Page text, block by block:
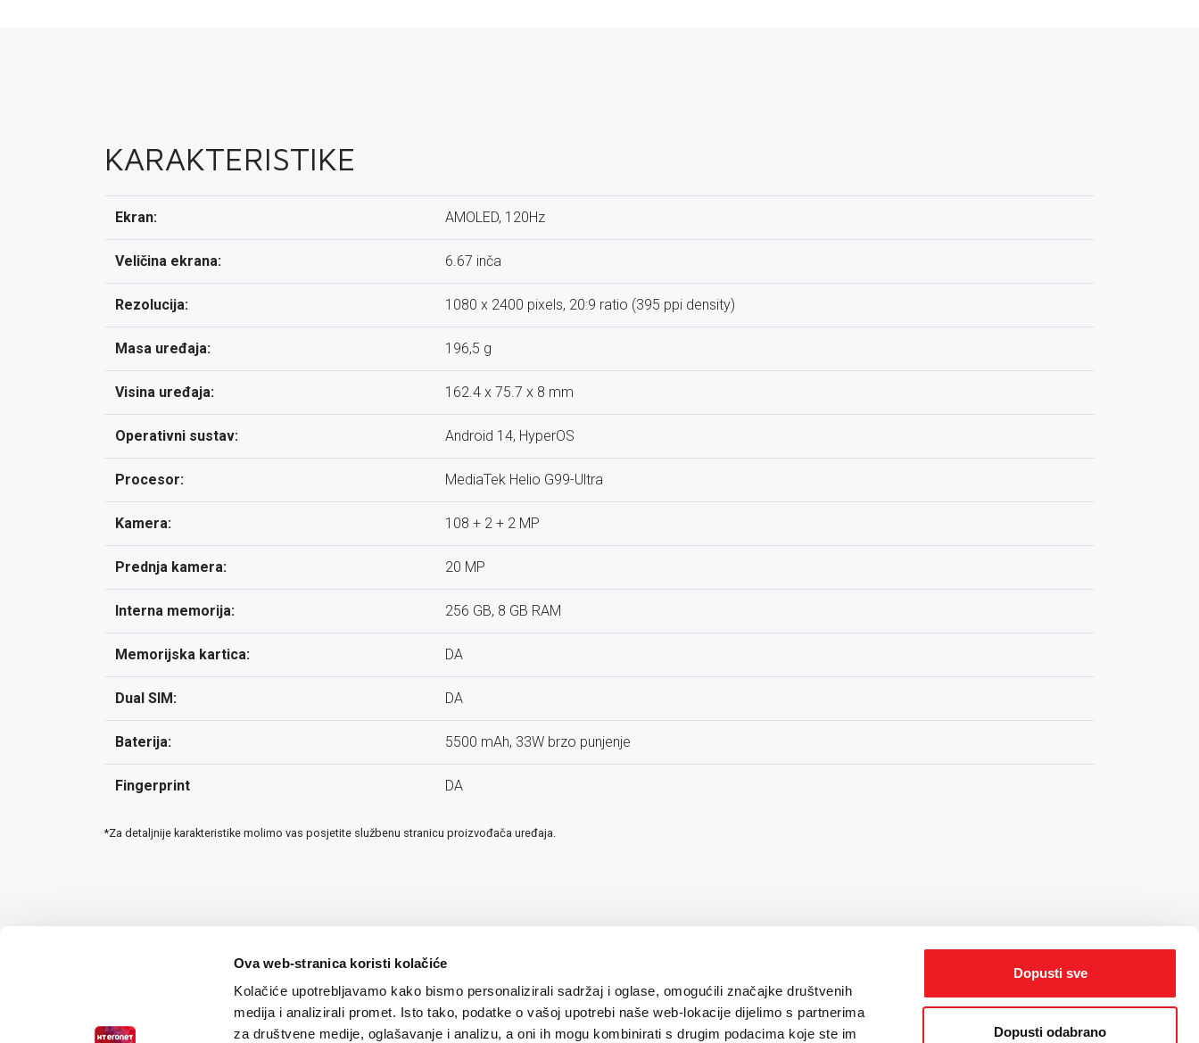
Ova web-stranica koristi kolačiće
Kolačiće upotrebljavamo kako bismo personalizirali sadržaj i oglase, omogućili značajke društvenih
medija i analizirali promet. Isto tako, podatke o vašoj upotrebi naše web-lokacije dijelimo s partnerima
za društvene medije, oglašavanje i analizu, a oni ih mogu kombinirati s drugim podacima koje ste im
Dopusti sve
Dopusti odabrano
KARAKTERISTIKE
Ekran: AMOLED, 120Hz
Veličina ekrana: 6.67 inča
Rezolucija: 1080 x 2400 pixels, 20:9 ratio (395 ppi density)
Masa uređaja: 196,5 g
Visina uređaja: 162.4 x 75.7 x 8 mm
Operativni sustav: Android 14, HyperOS
Procesor: MediaTek Helio G99-Ultra
Kamera: 108 + 2 + 2 MP
Prednja kamera: 20 MP
Interna memorija: 256 GB, 8 GB RAM
Memorijska kartica: DA
Dual SIM: DA
Baterija: 5500 mAh, 33W brzo punjenje
Fingerprint DA
*Za detaljnije karakteristike molimo vas posjetite službenu stranicu proizvođača uređaja.